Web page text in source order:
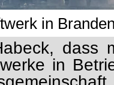
in
dass
in